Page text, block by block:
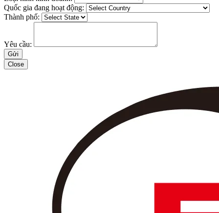
Quốc gia đang hoạt động:
Thành phố:
Yêu cầu:
Close